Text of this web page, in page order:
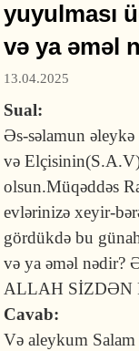
yuyulması
və ya əməl
13.04.2025
Sual:
Əs-səlamun
və Elçisinin(S.A.V)
olsun.Müqəddəs
evlərinizə xeyir-
gördükdə bu
və ya əməl nədir?
ALLAH SİZDƏN
Cavab:
Və aleykum